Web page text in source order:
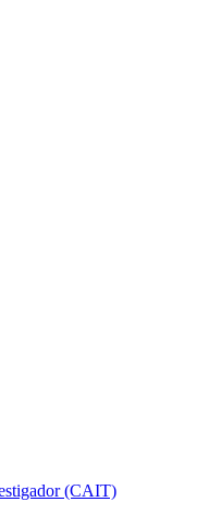
(CAIT)